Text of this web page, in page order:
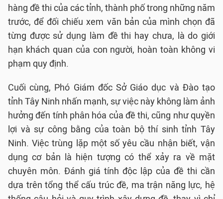
hàng đề thi của các tỉnh, thành phố trong những năm
trước, để đối chiếu xem văn bản của mình chọn đã
từng được sử dụng làm đề thi hay chưa, là do giới
hạn khách quan của con người, hoàn toàn không vi
phạm quy định.
Cuối cùng, Phó Giám đốc Sở Giáo dục và Đào tạo
tỉnh Tây Ninh nhấn mạnh, sự việc này không làm ảnh
hưởng đến tính phân hóa của đề thi, cũng như quyền
lợi và sự công bằng của toàn bộ thí sinh tỉnh Tây
Ninh. Việc trùng lặp một số yêu cầu nhận biết, vận
dụng cơ bản là hiện tượng có thể xảy ra về mặt
chuyên môn. Đánh giá tính độc lập của đề thi cần
dựa trên tổng thể cấu trúc đề, ma trận năng lực, hệ